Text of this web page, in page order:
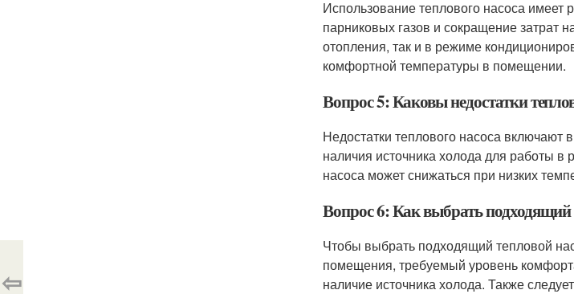
Использование теплового насоса имеет
парниковых газов и сокращение затрат
отопления, так и в режиме
комфортной температуры в помещении.
Вопрос 5: Каковы недостатки
Недостатки теплового насоса включают
наличия источника холода для работы
насоса может снижаться при низких
Вопрос 6: Как выбрать подходящий
Чтобы выбрать подходящий тепловой
помещения, требуемый уровень
наличие источника холода. Также
⇦